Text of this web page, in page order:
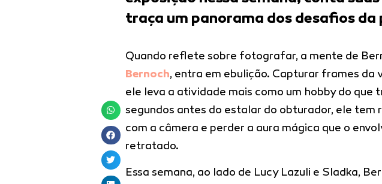
traça um panorama dos desafios
Quando reflete sobre fotografar, a mente de
Bernoch, entra em ebulição. Capturar frames da
ele leva a atividade mais como um hobby do que
segundos antes do estalar do obturador, ele
com a câmera e perder a aura mágica que o
retratado.
Essa semana, ao lado de Lucy Lazuli e Sladka,